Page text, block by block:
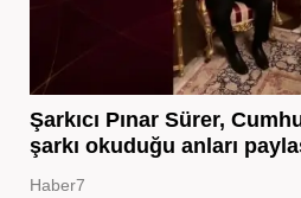
Şarkıcı Pınar Sürer,
şarkı okuduğu anları
Haber7